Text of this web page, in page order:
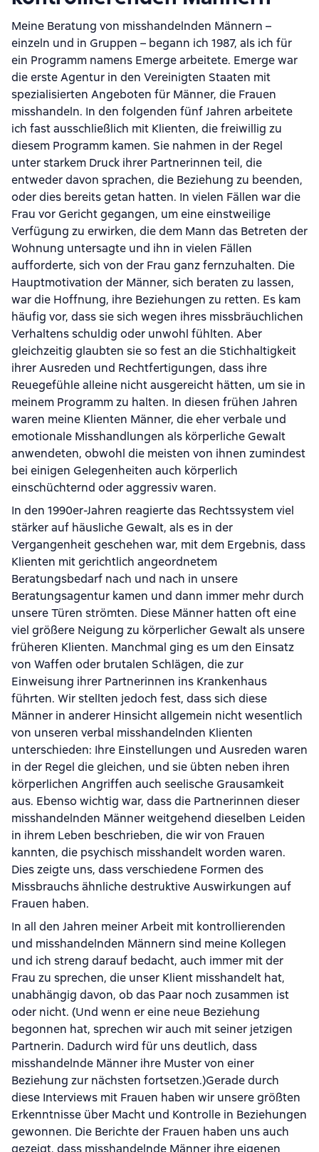
Meine Beratung von misshandelnden Männern –
einzeln und in Gruppen – begann ich 1987, als ich für
ein Programm namens Emerge arbeitete. Emerge war
die erste Agentur in den Vereinigten Staaten mit
spezialisierten Angeboten für Männer, die Frauen
misshandeln. In den folgenden fünf Jahren arbeitete
ich fast ausschließlich mit Klienten, die freiwillig zu
diesem Programm kamen. Sie nahmen in der Regel
unter starkem Druck ihrer Partnerinnen teil, die
entweder davon sprachen, die Beziehung zu beenden,
oder dies bereits getan hatten. In vielen Fällen war die
Frau vor Gericht gegangen, um eine einstweilige
Verfügung zu erwirken, die dem Mann das Betreten der
Wohnung untersagte und ihn in vielen Fällen
aufforderte, sich von der Frau ganz fernzuhalten. Die
Hauptmotivation der Männer, sich beraten zu lassen,
war die Hoffnung, ihre Beziehungen zu retten. Es kam
häufig vor, dass sie sich wegen ihres missbräuchlichen
Verhaltens schuldig oder unwohl fühlten. Aber
gleichzeitig glaubten sie so fest an die Stichhaltigkeit
ihrer Ausreden und Rechtfertigungen, dass ihre
Reuegefühle alleine nicht ausgereicht hätten, um sie in
meinem Programm zu halten. In diesen frühen Jahren
waren meine Klienten Männer, die eher verbale und
emotionale Misshandlungen als körperliche Gewalt
anwendeten, obwohl die meisten von ihnen zumindest
bei einigen Gelegenheiten auch körperlich
einschüchternd oder aggressiv waren.
In den 1990er-Jahren reagierte das Rechtssystem viel
stärker auf häusliche Gewalt, als es in der
Vergangenheit geschehen war, mit dem Ergebnis, dass
Klienten mit gerichtlich angeordnetem
Beratungsbedarf nach und nach in unsere
Beratungsagentur kamen und dann immer mehr durch
unsere Türen strömten. Diese Männer hatten oft eine
viel größere Neigung zu körperlicher Gewalt als unsere
früheren Klienten. Manchmal ging es um den Einsatz
von Waffen oder brutalen Schlägen, die zur
Einweisung ihrer Partnerinnen ins Krankenhaus
führten. Wir stellten jedoch fest, dass sich diese
Männer in anderer Hinsicht allgemein nicht wesentlich
von unseren verbal misshandelnden Klienten
unterschieden: Ihre Einstellungen und Ausreden waren
in der Regel die gleichen, und sie übten neben ihren
körperlichen Angriffen auch seelische Grausamkeit
aus. Ebenso wichtig war, dass die Partnerinnen dieser
misshandelnden Männer weitgehend dieselben Leiden
in ihrem Leben beschrieben, die wir von Frauen
kannten, die psychisch misshandelt worden waren.
Dies zeigte uns, dass verschiedene Formen des
Missbrauchs ähnliche destruktive Auswirkungen auf
Frauen haben.
In all den Jahren meiner Arbeit mit kontrollierenden
und misshandelnden Männern sind meine Kollegen
und ich streng darauf bedacht, auch immer mit der
Frau zu sprechen, die unser Klient misshandelt hat,
unabhängig davon, ob das Paar noch zusammen ist
oder nicht. (Und wenn er eine neue Beziehung
begonnen hat, sprechen wir auch mit seiner jetzigen
Partnerin. Dadurch wird für uns deutlich, dass
misshandelnde Männer ihre Muster von einer
Beziehung zur nächsten fortsetzen.)Gerade durch
diese Interviews mit Frauen haben wir unsere größten
Erkenntnisse über Macht und Kontrolle in Beziehungen
gewonnen. Die Berichte der Frauen haben uns auch
gezeigt, dass misshandelnde Männer ihre eigenen